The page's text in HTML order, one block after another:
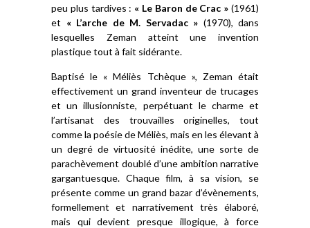
peu plus tardives : « Le Baron de Crac » (1961)
et « L’arche de M. Servadac » (1970), dans
lesquelles Zeman atteint une invention
plastique tout à fait sidérante.
Baptisé le « Méliès Tchèque », Zeman était
effectivement un grand inventeur de trucages
et un illusionniste, perpétuant le charme et
l’artisanat des trouvailles originelles, tout
comme la poésie de Méliès, mais en les élevant à
un degré de virtuosité inédite, une sorte de
parachèvement doublé d’une ambition narrative
gargantuesque. Chaque film, à sa vision, se
présente comme un grand bazar d’évènements,
formellement et narrativement très élaboré,
mais qui devient presque illogique, à force